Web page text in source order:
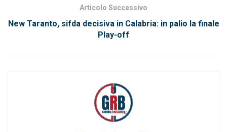
Articolo Successivo
New Taranto, sifda decisiva in Calabria: in palio la finale
Play-off